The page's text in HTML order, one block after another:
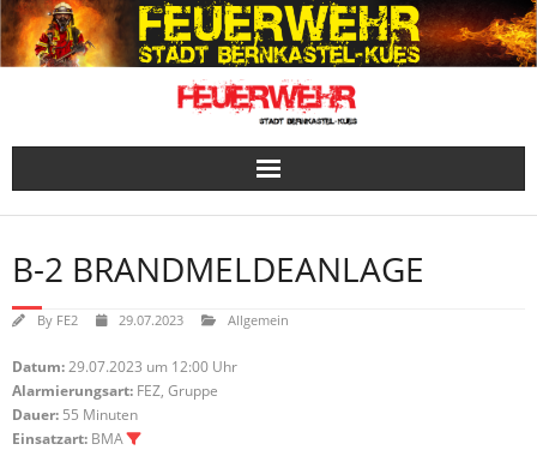
Skip
to
content
B-2 BRANDMELDEANLAGE
By FE2 29.07.2023 Allgemein
Datum:29.07.2023 um 12:00 Uhr
Alarmierungsart: FEZ, Gruppe
Dauer: 55 Minuten
Einsatzart: BMA